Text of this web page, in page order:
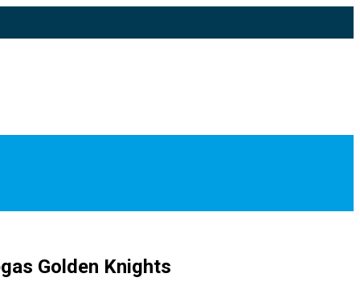
Golden Knights